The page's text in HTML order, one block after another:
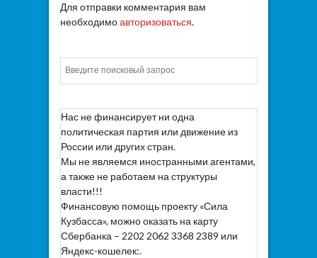
Для отправки комментария вам
необходимоавторизоваться.
Нас не финансирует ни одна
политическая партия или движение из
России или других стран.
Мы не являемся иностранными агентами,
а также не работаем на структуры
власти!!!
Финансовую помощь проекту «Сила
Кузбасса», можно оказать на карту
Сбербанка – 2202 2062 3368 2389 или
Яндекс-кошелек:.